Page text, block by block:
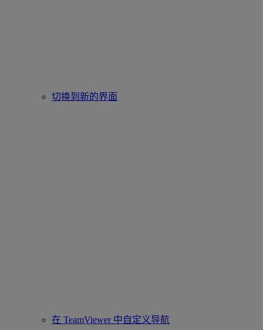
切换到新的界面
在 TeamViewer 中自定义导航